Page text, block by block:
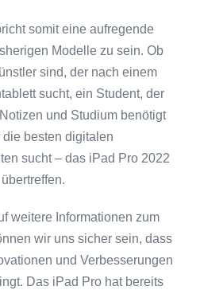
somit eine aufregende
Modelle zu sein. Ob
sind, der nach einem
sucht, ein Student, der
und Studium benötigt
besten digitalen
sucht – das iPad Pro 2022
weitere Informationen zum
wir uns sicher sein, dass
und Verbesserungen
Das iPad Pro hat bereits